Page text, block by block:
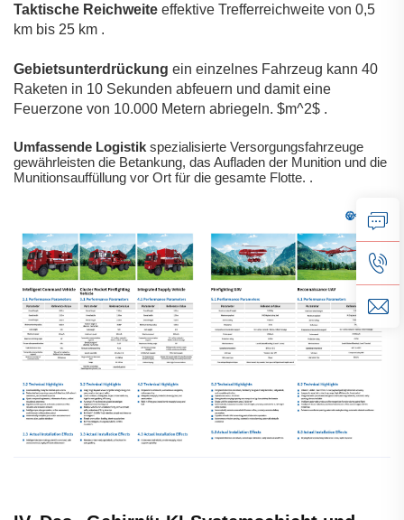
Taktische Reichweite effektive Trefferreichweite von 0,5
km bis 25 km .
Gebietsunterdrückung ein einzelnes Fahrzeug kann 40
Raketen in 10 Sekunden abfeuern und damit eine
Feuerzone von 10.000 Metern abriegeln. $m^2$ .
Umfassende Logistik spezialisierte Versorgungsfahrzeuge
gewährleisten die Betankung, das Aufladen der Munition und die
Munitionsauffüllung vor Ort für die gesamte Flotte. .